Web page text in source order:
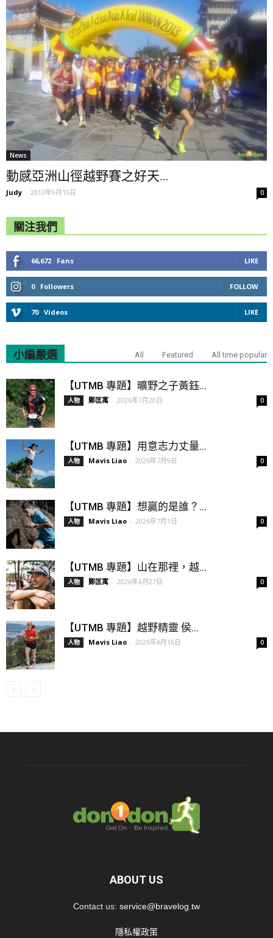
News
動感亞洲山徑越野賽之好天...
Judy - 2013年9月15日 0
關注我們
66,672 Fans LIKE
0 Followers FOLLOW
70 Videos LIKE
小編嚴選 All Featured All time popular
【UTMB 專題】曠野之子黃鈺...
人物 鄭匡寓 - 2026年7月20日 0
【UTMB 專題】用意志力丈量...
人物 Mavis Liao - 2026年7月9日 0
【UTMB 專題】想贏的是誰？...
人物 Mavis Liao - 2026年7月1日 0
【UTMB 專題】山在那裡，越...
人物 鄭匡寓 - 2026年6月27日 0
【UTMB 專題】越野精靈 侯...
人物 Mavis Liao - 2026年6月16日 0
ABOUT US
Contact us: service@bravelog.tw
隱私權政策